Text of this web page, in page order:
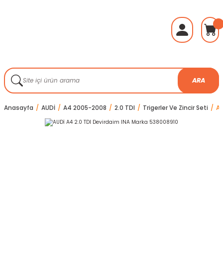
ARA
Anasayfa AUDİ A4 2005-2008 2.0 TDI Trigerler Ve Zincir Seti